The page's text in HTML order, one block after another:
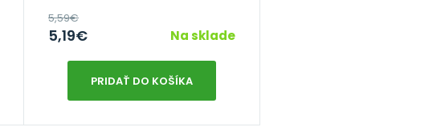
5,59€
5,19€ Na sklade
PRIDAŤ DO KOŠÍKA